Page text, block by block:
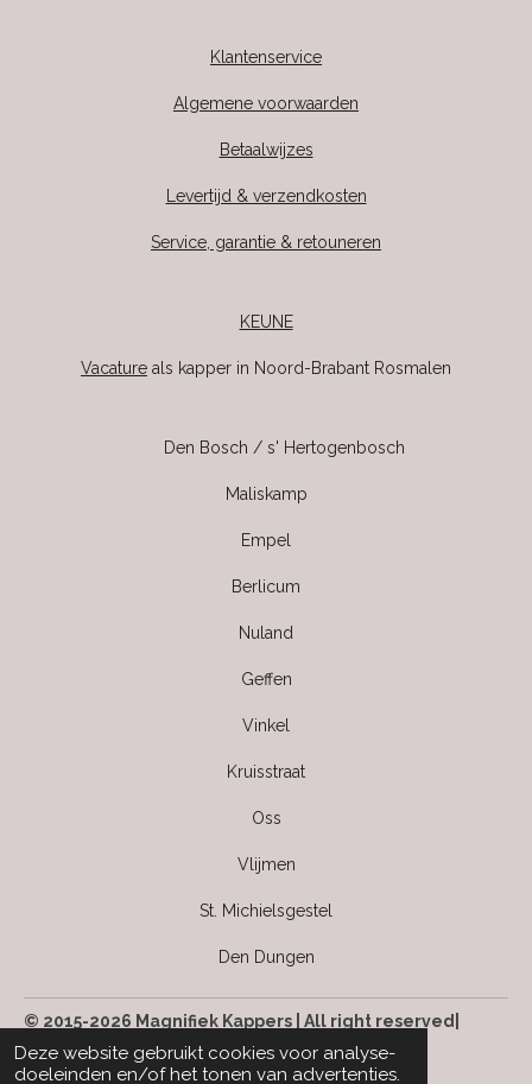
Deze website gebruikt cookies voor analyse-
doeleinden en/of het tonen van advertenties.
Klantenservice
Algemene voorwaarden
Betaalwijzes
Levertijd & verzendkosten
Service, garantie & retouneren
KEUNE
Vacature als kapper in Noord-Brabant Rosmalen
Den Bosch / s' Hertogenbosch
Maliskamp
Empel
Berlicum
Nuland
Geffen
Vinkel
Kruisstraat
Oss
Vlijmen
St. Michielsgestel
Den Dungen
© 2015-2026 Magnifiek Kappers | All right reserved|
Kvk: 63499142